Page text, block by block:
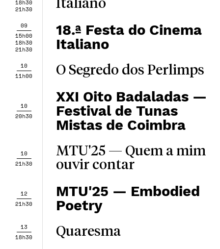
18h30
21h30
Italiano
09
15h00
18h30
21h30
18.ª Festa do Cinema
Italiano
10
11h00
O Segredo dos Perlimps
10
20h30
XXI Oito Badaladas —
Festival de Tunas
Mistas de Coimbra
10
21h30
MTU'25 — Quem a mim
ouvir contar
12
21h30
MTU'25 — Embodied
Poetry
13
18h30
Quaresma